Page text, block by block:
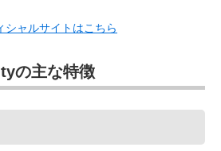
ャルサイトはこちら
の主な特徴